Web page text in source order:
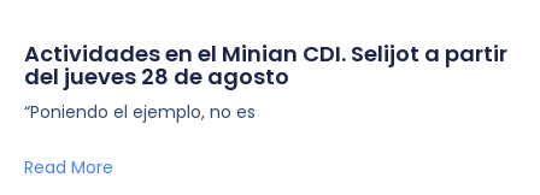
Actividades en el Minian CDI. Selijot a partir
del jueves 28 de agosto
“Poniendo el ejemplo, no es
Read More